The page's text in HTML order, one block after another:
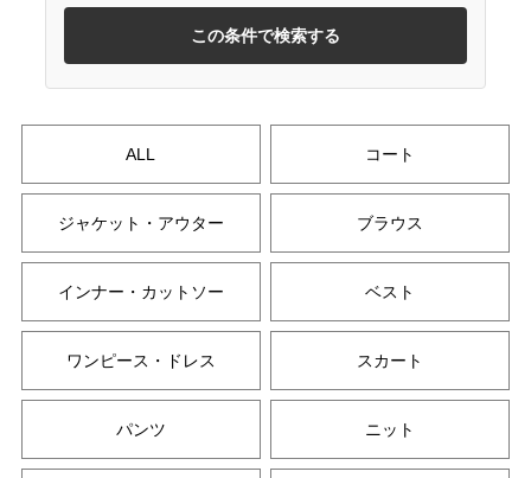
この条件で検索する
ALL コート
ジャケット・アウター ブラウス
インナー・カットソー ベスト
ワンピース・ドレス スカート
パンツ ニット